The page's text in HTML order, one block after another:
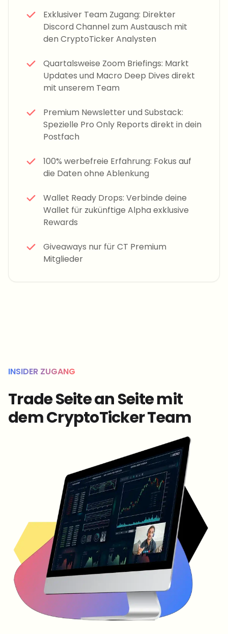
Exklusiver Team Zugang: Direkter
Discord Channel zum Austausch mit
den CryptoTicker Analysten
Quartalsweise Zoom Briefings: Markt
Updates und Macro Deep Dives direkt
mit unserem Team
Premium Newsletter und Substack:
Spezielle Pro Only Reports direkt in dein
Postfach
100% werbefreie Erfahrung: Fokus auf
die Daten ohne Ablenkung
Wallet Ready Drops: Verbinde deine
Wallet für zukünftige Alpha exklusive
Rewards
Giveaways nur für CT Premium
Mitglieder
INSIDER ZUGANG
Trade Seite an Seite mit
dem CryptoTicker Team